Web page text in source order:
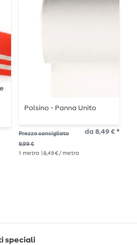
Polsino - Panna Unito
Prezzo consigliato
9,99 €
da 8,49 € *
1 metro | 8,49 € / metro
speciali